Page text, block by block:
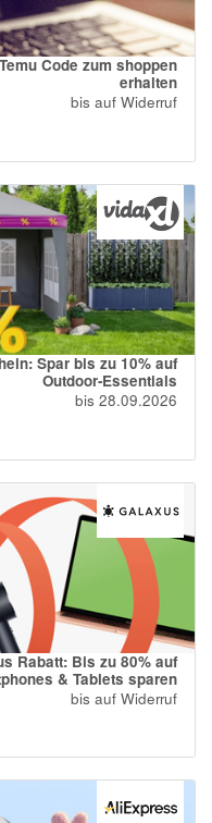
Code zum shoppen
erhalten
bis auf Widerruf
Spar bis zu 10% auf
Outdoor-Essentials
bis 28.09.2026
Rabatt: Bis zu 80% auf
& Tablets sparen
bis auf Widerruf